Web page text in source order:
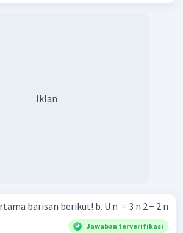
Iklan
Tuliskan 5 suku pertama barisan berikut! b. U n ​ = 3 n 2 − 2 n
Jawaban terverifikasi